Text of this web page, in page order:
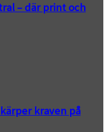
– där print och
kraven på